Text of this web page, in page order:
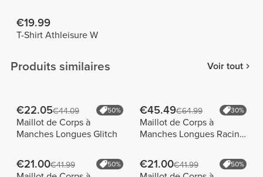
€19.99
T-Shirt Athleisure W
Produits similaires Voir tout
€22.05€44.09 50%
Maillot de Corps à
Manches Longues Glitch
€45.49€64.99 30%
Maillot de Corps à
Manches Longues Racing
€21.00€41.99 50% €21.00€41.99 50%